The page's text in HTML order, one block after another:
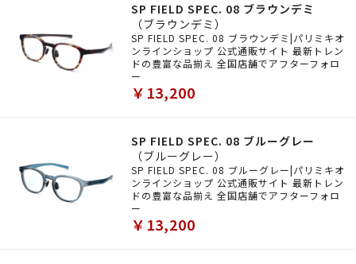
SP FIELD SPEC. 08 ブラウンデミ
（ブラウンデミ）
SP FIELD SPEC. 08 ブラウンデミ|パリミキオ
ンラインショップ 公式通販サイト 最新トレン
ドの豊富な品揃え 全国店舗でアフターフォロ
ー
￥13,200
SP FIELD SPEC. 08 ブルーグレー
（ブルーグレー）
SP FIELD SPEC. 08 ブルーグレー|パリミキオ
ンラインショップ 公式通販サイト 最新トレン
ドの豊富な品揃え 全国店舗でアフターフォロ
ー
￥13,200